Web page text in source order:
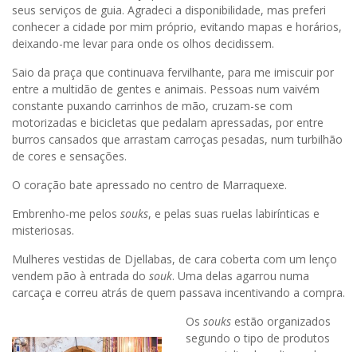
seus serviços de guia. Agradeci a disponibilidade, mas preferi
conhecer a cidade por mim próprio, evitando mapas e horários,
deixando-me levar para onde os olhos decidissem.
Saio da praça que continuava fervilhante, para me imiscuir por
entre a multidão de gentes e animais. Pessoas num vaivém
constante puxando carrinhos de mão, cruzam-se com
motorizadas e bicicletas que pedalam apressadas, por entre
burros cansados que arrastam carroças pesadas, num turbilhão
de cores e sensações.
O coração bate apressado no centro de Marraquexe.
Embrenho-me pelos souks, e pelas suas ruelas labirínticas e
misteriosas.
Mulheres vestidas de Djellabas, de cara coberta com um lenço
vendem pão à entrada do souk. Uma delas agarrou numa
carcaça e correu atrás de quem passava incentivando a compra.
Ossouks estão organizados
segundo o tipo de produtos